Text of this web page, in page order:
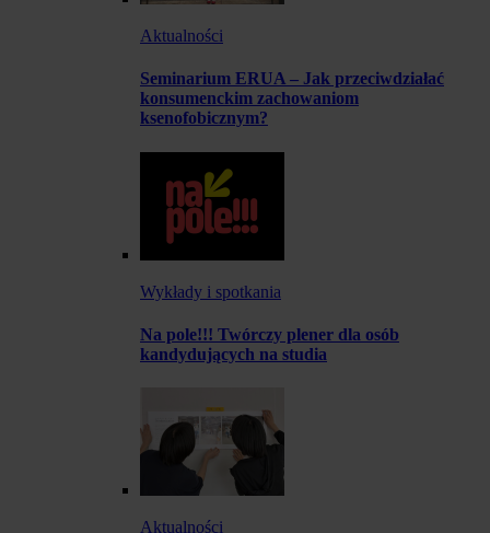
Aktualności
Seminarium ERUA – Jak przeciwdziałać
konsumenckim zachowaniom
ksenofobicznym?
Wykłady i spotkania
Na pole!!! Twórczy plener dla osób
kandydujących na studia
Aktualności